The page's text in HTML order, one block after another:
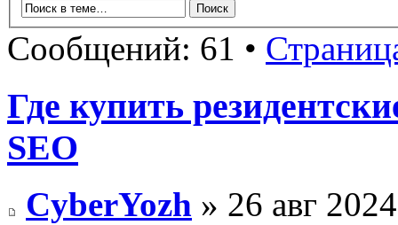
Сообщений: 61 •
Где купить
SEO
CyberYozh » 26 авг